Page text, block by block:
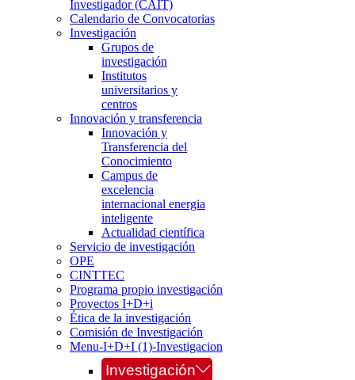
Investigador (CAIT)
Calendario de Convocatorias
Investigación
Grupos de
investigación
Institutos
universitarios y
centros
Innovación y transferencia
Innovación y
Transferencia del
Conocimiento
Campus de
excelencia
internacional energia
inteligente
Actualidad científica
Servicio de investigación
OPE
CINTTEC
Programa propio investigación
Proyectos I+D+i
Ética de la investigación
Comisión de Investigación
Menu-I+D+I (1)-Investigacion
Investigación